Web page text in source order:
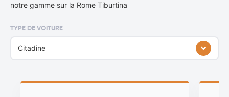
notre gamme sur la Rome Tiburtina
TYPE DE VOITURE
Citadine